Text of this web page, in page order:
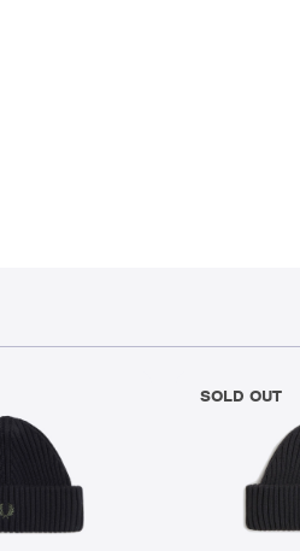
SOLD OUT